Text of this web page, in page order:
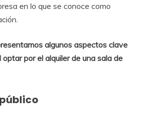
en lo que se conoce como
algunos aspectos clave
por el alquiler de una sala de